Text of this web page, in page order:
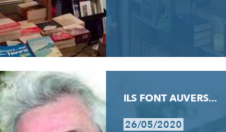
ILS FONT AUVERS...
26/05/2020